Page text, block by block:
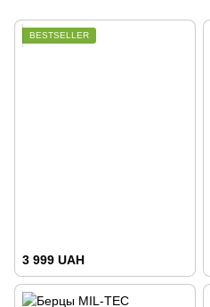
BESTSELLER
3 999 UAH